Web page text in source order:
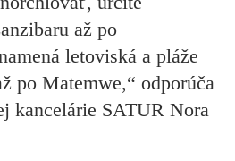
až po
letoviská a pláže
po Matemwe,“ odporúča
kancelárie SATUR Nora